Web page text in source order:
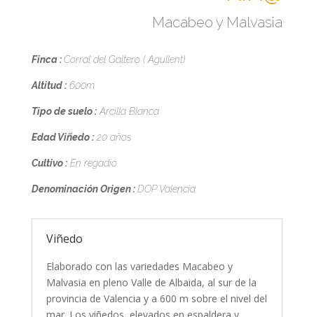
Macabeo y Malvasia
Finca:Corral del Galtero ( Agullent)
Altitud : 600m
Tipo de suelo : Arcilla Blanca
Edad Viñedo : 20 años
Cultivo :En regadio
Denominación Origen :DOP Valencia
Viñedo
Elaborado con las variedades Macabeo y
Malvasia en pleno Valle de Albaida, al sur de la
provincia de Valencia y a 600 m sobre el nivel del